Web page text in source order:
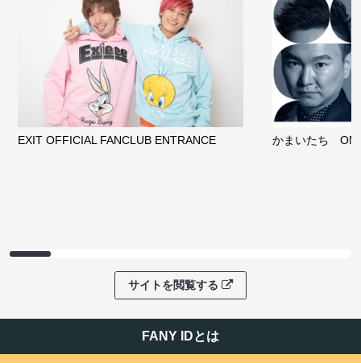
EXIT OFFICIAL FANCLUB ENTRANCE かまいたち
サイトを閲覧する
FANY IDとは